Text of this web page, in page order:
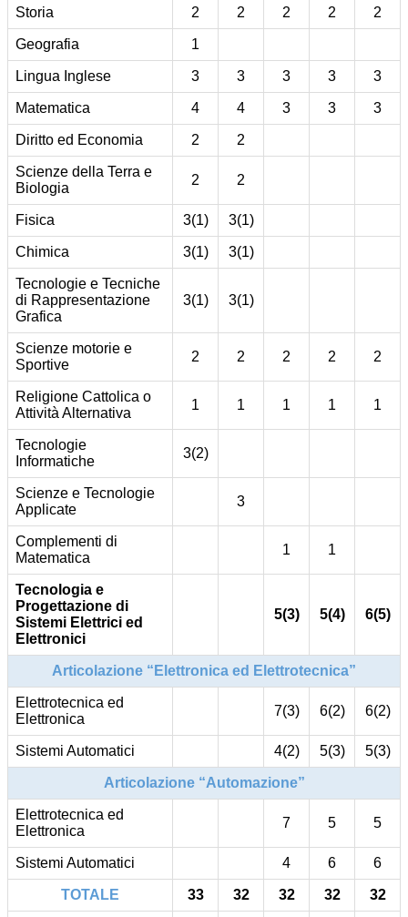
Storia 2 2 2 2 2
Geografia 1
Lingua Inglese 3 3 3 3 3
Matematica 4 4 3 3 3
Diritto ed Economia 2 2
Scienze della Terra e
Biologia
2 2
Fisica 3(1) 3(1)
Chimica 3(1) 3(1)
Tecnologie e Tecniche
di Rappresentazione
Grafica
3(1) 3(1)
Scienze motorie e
Sportive
2 2 2 2 2
Religione Cattolica o
Attività Alternativa
1 1 1 1 1
Tecnologie
Informatiche
3(2)
Scienze e Tecnologie
Applicate
3
Complementi di
Matematica
1 1
Tecnologia e
Progettazione di
Sistemi Elettrici ed
Elettronici
5(3) 5(4) 6(5)
Articolazione “Elettronica ed Elettrotecnica”
Elettrotecnica ed
Elettronica
7(3) 6(2) 6(2)
Sistemi Automatici 4(2) 5(3) 5(3)
Articolazione “Automazione”
Elettrotecnica ed
Elettronica
7 5 5
Sistemi Automatici 4 6 6
TOTALE 33 32 32 32 32